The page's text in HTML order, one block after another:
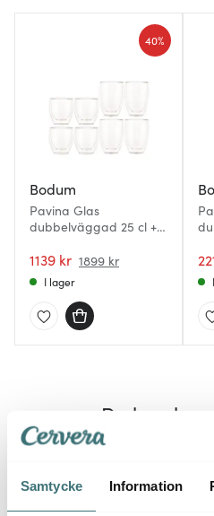
Samtycke Information
Bodum
Pavina Glas
dubbelväggad 25 cl +
1139 kr 1899 kr
40%
I lager
Du kanske